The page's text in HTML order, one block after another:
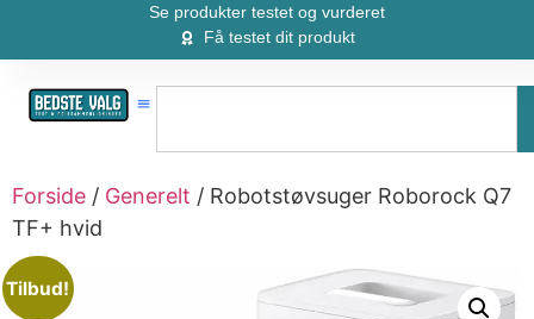
Se produkter testet og vurderet
Få testet dit produkt
Forside / Generelt / Robotstøvsuger Roborock Q7
TF+ hvid
Tilbud!